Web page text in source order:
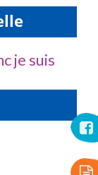
je suis